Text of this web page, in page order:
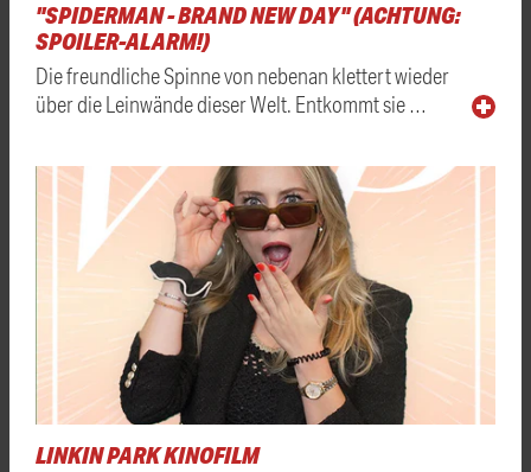
"SPIDERMAN - BRAND NEW DAY" (ACHTUNG:
SPOILER-ALARM!)
Die freundliche Spinne von nebenan klettert wieder
über die Leinwände dieser Welt. Entkommt sie …
LINKIN PARK KINOFILM